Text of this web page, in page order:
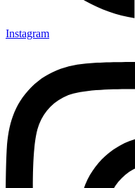
Instagram